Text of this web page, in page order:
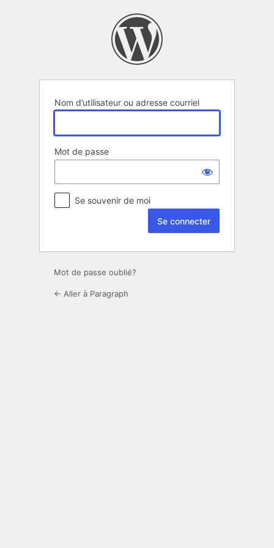
Nom d’utilisateur ou adresse courriel
Mot de passe
Se souvenir de moi
Mot de passe oublié?
← Aller à Paragraph